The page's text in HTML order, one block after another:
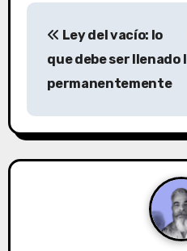
N
e
g
Ley del vacío: lo
que debe ser llenado
permanentemente